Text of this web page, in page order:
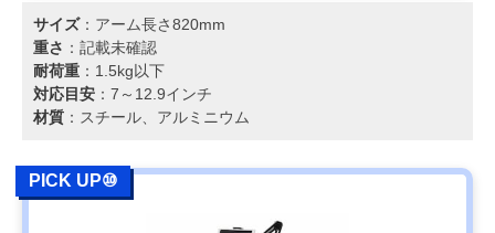
サイズ：アーム長さ820mm
重さ ：記載未確認
耐荷重 ：1.5kg以下
対応目安 ：7～12.9インチ
材質 ：スチール、アルミニウム
PICK UP⑩